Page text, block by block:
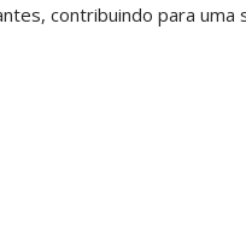
contribuindo para uma